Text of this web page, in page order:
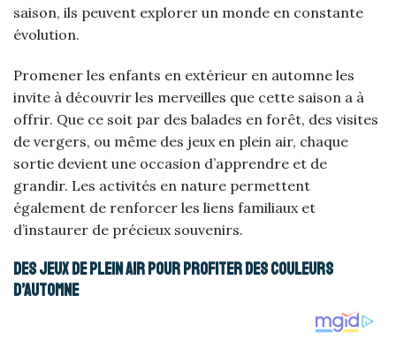
saison, ils peuvent explorer un monde en constante
évolution.
Promener les enfants en extérieur en automne les
invite à découvrir les merveilles que cette saison a à
offrir. Que ce soit par des balades en forêt, des visites
de vergers, ou même des jeux en plein air, chaque
sortie devient une occasion d’apprendre et de
grandir. Les activités en nature permettent
également de renforcer les liens familiaux et
d’instaurer de précieux souvenirs.
Des jeux de plein air pour profiter des couleurs
d’automne